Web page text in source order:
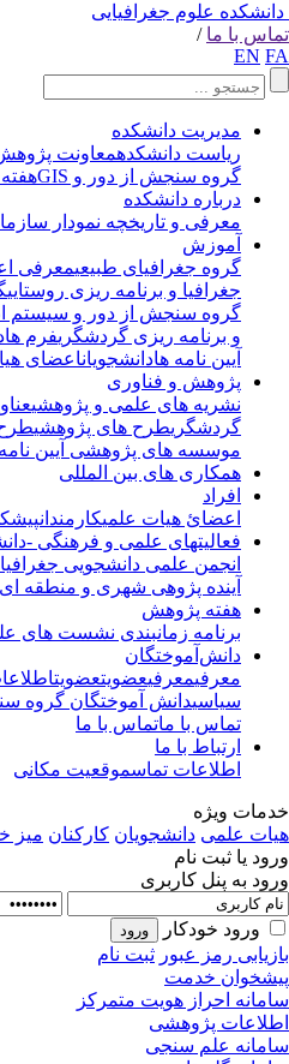
دانشکده علوم جغرافیایی
تماس با ما /
EN FA
مدیریت دانشکده
ریاست دانشکدهمعاونت پژوهش
گروه سنجش از دور و GIS
هفته
درباره دانشکده
معرفی و تاریخچه نمودار
آموزش
گروه جغرافیای طبیعیمعرفی
جغرافیا و برنامه ریزی روستایی
گروه سنجش از دور و سیستم
و برنامه ریزی گردشگریفرم ها
آیین نامه هادانشجویاناعضای
پژوهش و فناوری
نشریه های علمی و پژوهشی
گردشگریطرح های پژوهشیطرح
موسسه های پژوهشی آیین
همکاری های بین المللی
افراد
اعضائ هیات علمیکارمندان
فعالیتهای علمی و فرهنگی -
انجمن علمی دانشجویی جغرافیا
آینده پژوهی شهری و منطقه ای
هفته پژوهش
برنامه زمانبندی نشست های
دانش‌آموختگان
معرفیمعرفیعضویتعضویت
سیاسیدانش آموختگان گروه
تماس با ماتماس با ما
ارتباط با ما
اطلاعات تماسموقعیت مکانی
خدمات ویژه
هیات علمی دانشجویان کارکنان میز
ورود یا ثبت نام
ورود به پنل کاربری
ورود خودکار
بازیابی رمز عبور ثبت نام
پیشخوان خدمت
سامانه احراز هویت متمرکز
اطلاعات پژوهشی
سامانه علم سنجی